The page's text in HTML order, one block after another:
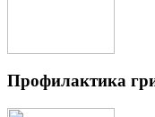
Профилактика